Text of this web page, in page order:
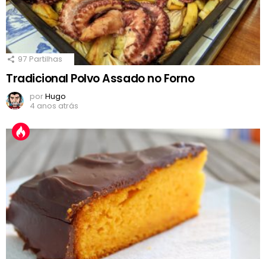
97 Partilhas
Tradicional Polvo Assado no Forno
porHugo
4 anos atrás